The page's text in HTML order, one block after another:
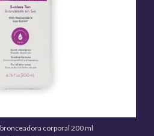
corporal 200 ml